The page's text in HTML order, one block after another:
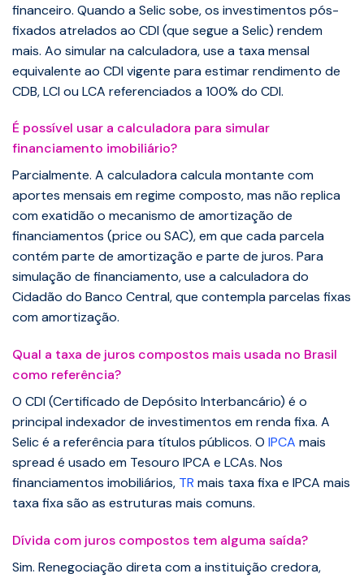
financeiro. Quando a Selic sobe, os investimentos pós-
fixados atrelados ao CDI (que segue a Selic) rendem
mais. Ao simular na calculadora, use a taxa mensal
equivalente ao CDI vigente para estimar rendimento de
CDB, LCI ou LCA referenciados a 100% do CDI.
É possível usar a calculadora para simular
financiamento imobiliário?
Parcialmente. A calculadora calcula montante com
aportes mensais em regime composto, mas não replica
com exatidão o mecanismo de amortização de
financiamentos (price ou SAC), em que cada parcela
contém parte de amortização e parte de juros. Para
simulação de financiamento, use a calculadora do
Cidadão do Banco Central, que contempla parcelas fixas
com amortização.
Qual a taxa de juros compostos mais usada no Brasil
como referência?
O CDI (Certificado de Depósito Interbancário) é o
principal indexador de investimentos em renda fixa. A
Selic é a referência para títulos públicos. O IPCA mais
spread é usado em Tesouro IPCA e LCAs. Nos
financiamentos imobiliários, TR mais taxa fixa e IPCA mais
taxa fixa são as estruturas mais comuns.
Dívida com juros compostos tem alguma saída?
Sim. Renegociação direta com a instituição credora,